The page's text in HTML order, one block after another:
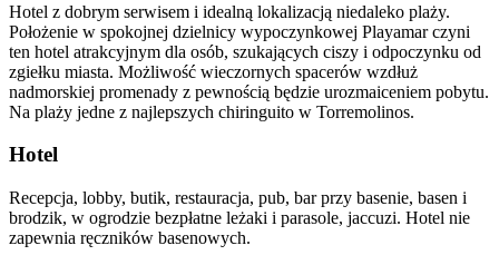
Hotel z dobrym serwisem i idealną lokalizacją niedaleko plaży.
Położenie w spokojnej dzielnicy wypoczynkowej Playamar czyni
ten hotel atrakcyjnym dla osób, szukających ciszy i odpoczynku od
zgiełku miasta. Możliwość wieczornych spacerów wzdłuż
nadmorskiej promenady z pewnością będzie urozmaiceniem pobytu.
Na plaży jedne z najlepszych chiringuito w Torremolinos.
Hotel
Recepcja, lobby, butik, restauracja, pub, bar przy basenie, basen i
brodzik, w ogrodzie bezpłatne leżaki i parasole, jaccuzi. Hotel nie
zapewnia ręczników basenowych.